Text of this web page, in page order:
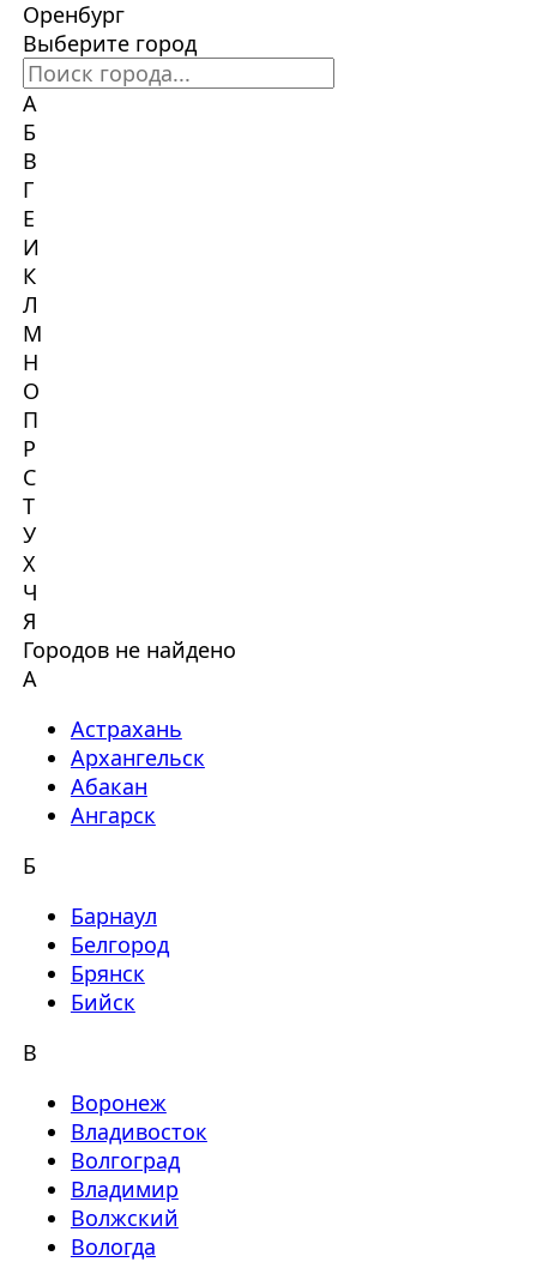
Оренбург
Выберите город
А
Б
В
Г
Е
И
К
Л
М
Н
О
П
Р
С
Т
У
Х
Ч
Я
Городов не найдено
А
Астрахань
Архангельск
Абакан
Ангарск
Б
Барнаул
Белгород
Брянск
Бийск
В
Воронеж
Владивосток
Волгоград
Владимир
Волжский
Вологда